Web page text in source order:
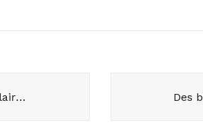
Novy révolutionne l’éclairage de votre cuisine